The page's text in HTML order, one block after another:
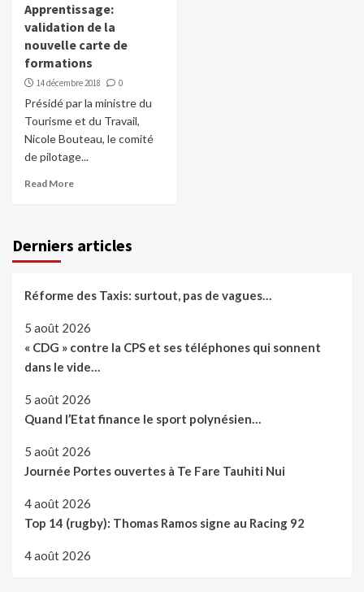
Apprentissage:
validation de la
nouvelle carte de
formations
14 décembre 2018 0
Présidé par la ministre du
Tourisme et du Travail,
Nicole Bouteau, le comité
de pilotage...
Read More
Derniers articles
Réforme des Taxis: surtout, pas de vagues…
5 août 2026
« CDG » contre la CPS et ses téléphones qui sonnent
dans le vide…
5 août 2026
Quand l’Etat finance le sport polynésien…
5 août 2026
Journée Portes ouvertes à Te Fare Tauhiti Nui
4 août 2026
Top 14 (rugby): Thomas Ramos signe au Racing 92
4 août 2026